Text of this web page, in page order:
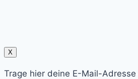
X
Trage hier deine E-Mail-